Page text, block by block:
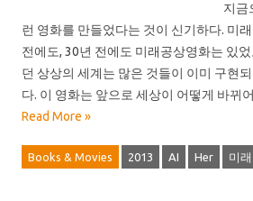
지금
런 영화를 만들었다는 것이 신기하다. 미
전에도, 30년 전에도 미래공상영화는 있
던 상상의 세계는 많은 것들이 이미 구현
다. 이 영화는 앞으로 세상이 어떻게 바뀌
Read More »
Books & Movies 2013 AI Her 미래